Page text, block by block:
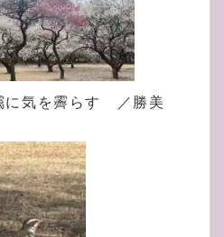
に気を霽らす ／勝美